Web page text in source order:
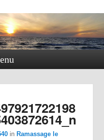
in Ramassage le